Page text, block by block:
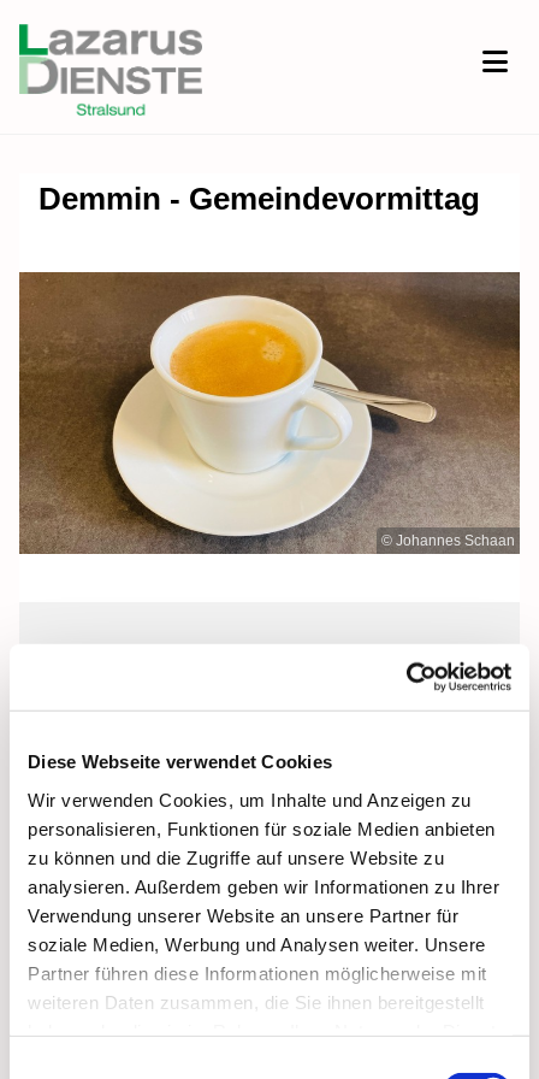
Diese Webseite verwendet Cookies
Wir verwenden Cookies, um Inhalte und Anzeigen zu
personalisieren, Funktionen für soziale Medien anbieten
zu können und die Zugriffe auf unsere Website zu
analysieren. Außerdem geben wir Informationen zu Ihrer
Verwendung unserer Website an unsere Partner für
soziale Medien, Werbung und Analysen weiter. Unsere
Partner führen diese Informationen möglicherweise mit
weiteren Daten zusammen, die Sie ihnen bereitgestellt
Demmin - Gemeindevormittag
© Johannes Schaan
Freitag, 12. Februar 2027, 10:00 -
11:30 Uhr
Pfarrsaal, Demmin, Reiferstraße 2A,
17109 Demmin